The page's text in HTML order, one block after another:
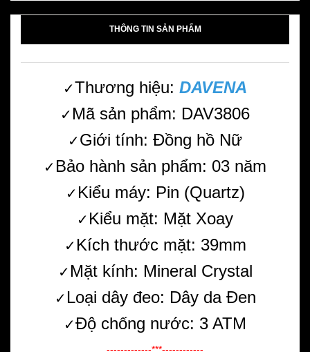
THÔNG TIN SẢN PHẨM
✓Thương hiệu: DAVENA
✓ Mã sản phẩm: DAV3806
✓Giới tính: Đồng hồ Nữ
✓ Bảo hành sản phẩm: 03 năm
✓ Kiểu máy: Pin (Quartz)
✓ Kiểu mặt: Mặt Xoay
✓ Kích thước mặt: 39mm
✓ Mặt kính: Mineral Crystal
✓ Loại dây đeo: Dây da Đen
✓Độ chống nước: 3 ATM
-------------***------------